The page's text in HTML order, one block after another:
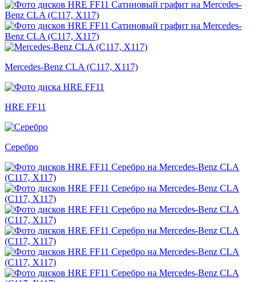
Mercedes-Benz CLA (C117, X117)
HRE FF11
Серебро